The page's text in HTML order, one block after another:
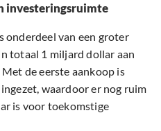
investeringsruimte
onderdeel van een groter
totaal 1 miljard dollar aan
de eerste aankoop is
waardoor er nog ruim
is voor toekomstige